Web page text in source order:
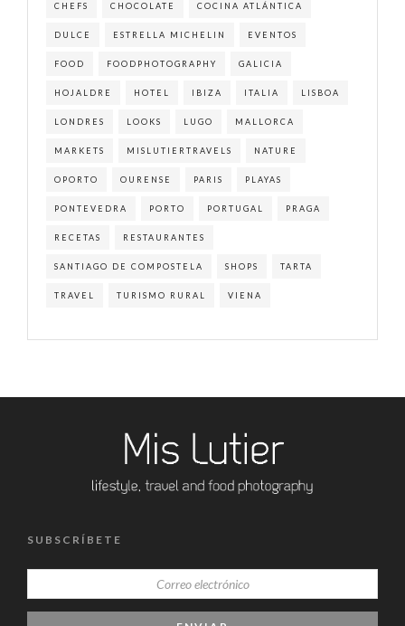
CHEFS CHOCOLATE COCINA ATLÁNTICA
DULCE ESTRELLA MICHELIN EVENTOS
FOOD FOODPHOTOGRAPHY GALICIA
HOJALDRE HOTEL IBIZA ITALIA LISBOA
LONDRES LOOKS LUGO MALLORCA
MARKETS MISLUTIERTRAVELS NATURE
OPORTO OURENSE PARIS PLAYAS
PONTEVEDRA PORTO PORTUGAL PRAGA
RECETAS RESTAURANTES
SANTIAGO DE COMPOSTELA SHOPS TARTA
TRAVEL TURISMO RURAL VIENA
SUBSCRÍBETE